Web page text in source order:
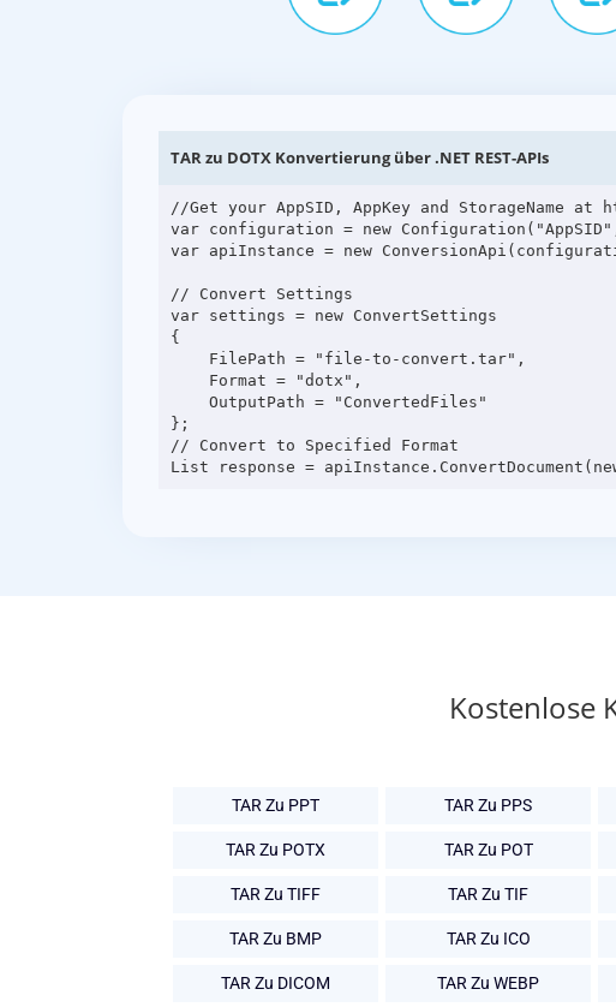
TAR zu DOTX Konvertierung über .NET REST-APIs
//Get your AppSID, AppKey and
var configuration = new
var apiInstance = new
// Convert Settings
var settings = new ConvertSettings
{
};
// Convert to Specified Format
Kostenlose
TAR Zu PPT TAR Zu PPS
TAR Zu POTX TAR Zu POT
TAR Zu TIFF TAR Zu TIF
TAR Zu BMP TAR Zu ICO
TAR Zu DICOM TAR Zu WEBP